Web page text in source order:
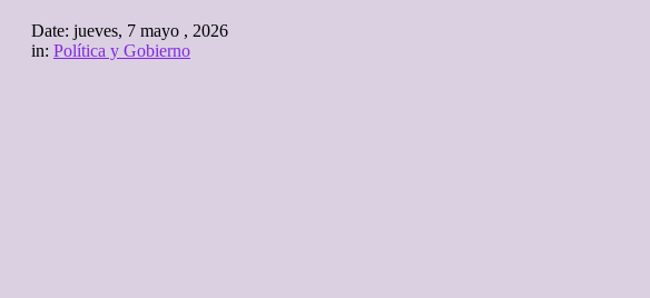
Date: jueves, 7 mayo , 2026
in: Política y Gobierno